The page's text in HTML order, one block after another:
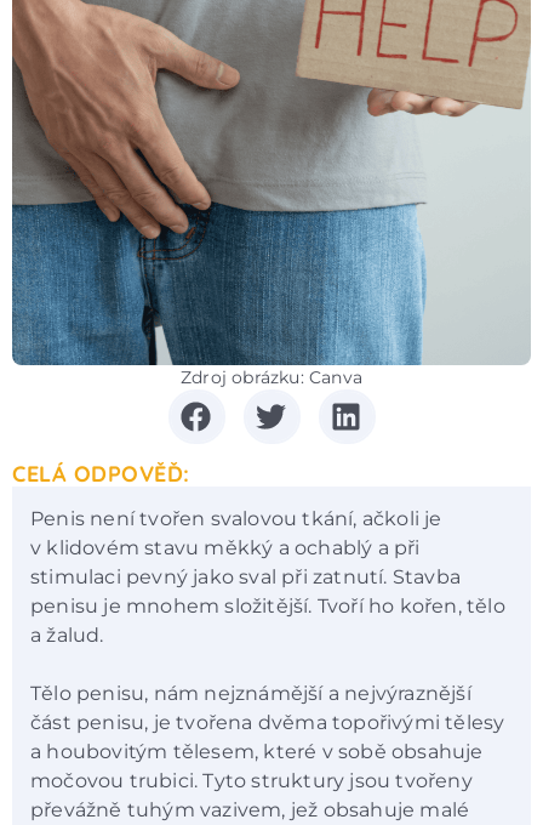
Zdroj obrázku: Canva
CELÁ ODPOVĚĎ:
Penis není tvořen svalovou tkání, ačkoli je
v klidovém stavu měkký a ochablý a při
stimulaci pevný jako sval při zatnutí. Stavba
penisu je mnohem složitější. Tvoří ho kořen, tělo
a žalud.
Tělo penisu, nám nejznámější a nejvýraznější
část penisu, je tvořena dvěma topořivými tělesy
a houbovitým tělesem, které v sobě obsahuje
močovou trubici. Tyto struktury jsou tvořeny
převážně tuhým vazivem, jež obsahuje malé